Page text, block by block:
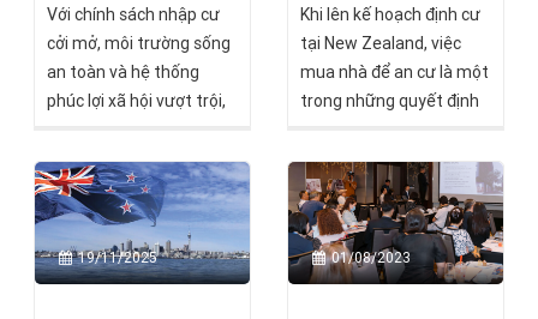
Với chính sách nhập cư
cởi mở, môi trường sống
an toàn và hệ thống
phúc lợi xã hội vượt trội,
thành điểm đến lý tưởng
cho nhiều gia đình Việt
Nam muốn định cư nước
ngoài. Bạn đang tìm hiểu
về các con đường định cư
Khi lên kế hoạch định cư
tại New Zealand, việc
mua nhà để an cư là một
trong những quyết định
gia đình cần cân nhắc kỹ
lưỡng. New Zealand
không chỉ thu hút bởi
thiên nhiên tươi đẹp, môi
trường sống trong lành
19/11/2025 01/08/2023